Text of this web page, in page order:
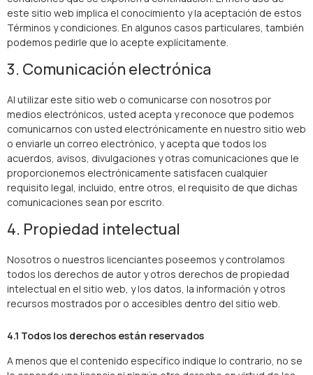
este sitio web implica el conocimiento y la aceptación de estos
Términos y condiciones. En algunos casos particulares, también
podemos pedirle que lo acepte explícitamente.
3. Comunicación electrónica
Al utilizar este sitio web o comunicarse con nosotros por
medios electrónicos, usted acepta y reconoce que podemos
comunicarnos con usted electrónicamente en nuestro sitio web
o enviarle un correo electrónico, y acepta que todos los
acuerdos, avisos, divulgaciones y otras comunicaciones que le
proporcionemos electrónicamente satisfacen cualquier
requisito legal, incluido, entre otros, el requisito de que dichas
comunicaciones sean por escrito.
4. Propiedad intelectual
Nosotros o nuestros licenciantes poseemos y controlamos
todos los derechos de autor y otros derechos de propiedad
intelectual en el sitio web, y los datos, la información y otros
recursos mostrados por o accesibles dentro del sitio web.
4.1 Todos los derechos están reservados
A menos que el contenido específico indique lo contrario, no se